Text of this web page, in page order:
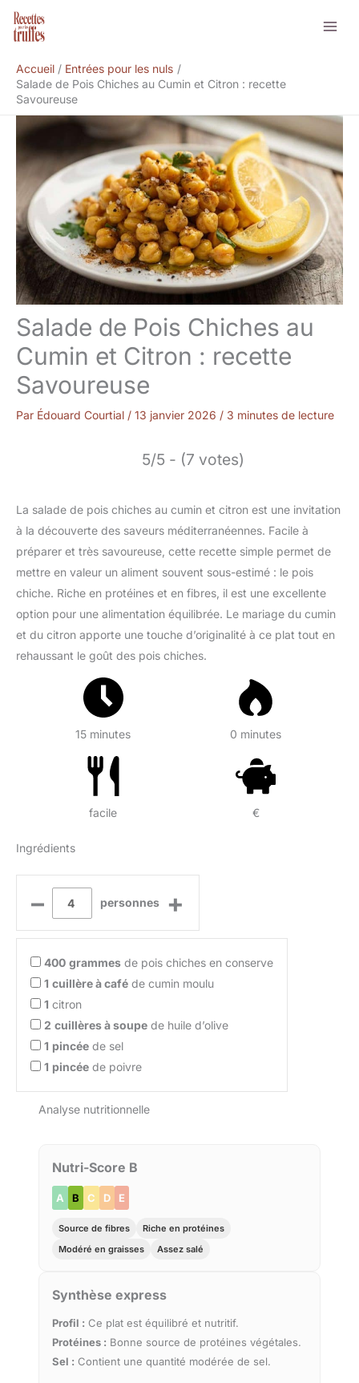
Aller
Accueil
Entrées pour les nuls
Salade de Pois Chiches au Cumin et Citron : recette
Savoureuse
Salade de Pois Chiches au
Cumin et Citron : recette
Savoureuse
Par Édouard Courtial / 13 janvier 2026 / 3 minutes de lecture
5/5 - (7 votes)
La salade de pois chiches au cumin et citron est une invitation
à la découverte des saveurs méditerranéennes. Facile à
préparer et très savoureuse, cette recette simple permet de
mettre en valeur un aliment souvent sous-estimé : le pois
chiche. Riche en protéines et en fibres, il est une excellente
option pour une alimentation équilibrée. Le mariage du cumin
et du citron apporte une touche d’originalité à ce plat tout en
rehaussant le goût des pois chiches.
15 minutes 0 minutes
facile €
Ingrédients
– personnes +
400 grammes de pois chiches en conserve
1 cuillère à café de cumin moulu
1 citron
2 cuillères à soupe de huile d’olive
1 pincée de sel
1 pincée de poivre
Analyse nutritionnelle
Nutri-Score B
A B C D E
Source de fibres
Riche en protéines
Modéré en graisses
Assez salé
Synthèse express
Profil : Ce plat est équilibré et nutritif.
Protéines : Bonne source de protéines végétales.
Sel : Contient une quantité modérée de sel.
Rechercher